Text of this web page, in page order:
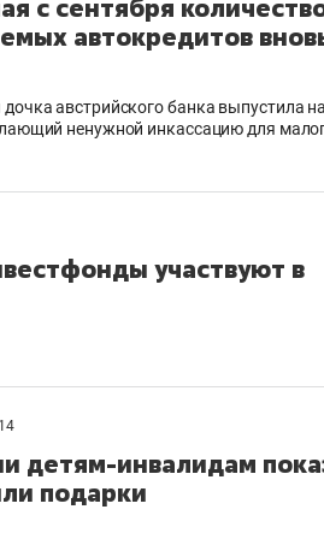
с сентября
автокредитов
дочка австрийского банка выпустила
ненужной инкассацию для
участвуют в
детям-инвалидам
подарки